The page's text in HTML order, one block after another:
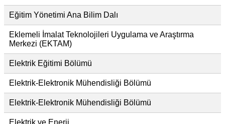
Eğitim Yönetimi Ana Bilim Dalı
Eklemeli İmalat Teknolojileri Uygulama ve Araştırma
Merkezi (EKTAM)
Elektrik Eğitimi Bölümü
Elektrik-Elektronik Mühendisliği Bölümü
Elektrik-Elektronik Mühendisliği Bölümü
Elektrik ve Enerji